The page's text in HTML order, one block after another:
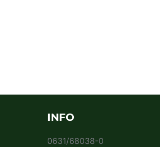
INFO
0631/68038-0